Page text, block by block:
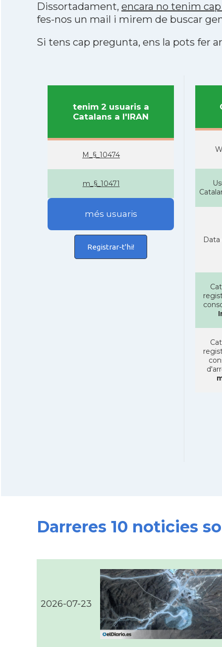
Dissortadament, encara no tenim
fes-nos un mail i mirem de buscar
Si tens cap pregunta, ens la pots fer
tenim 2 usuaris a
Catalans a l'IRAN
M_§_10474
m_§_10471
més usuaris
Registrar-t'hi!
Data
Darreres 10 noticies
2026-07-23